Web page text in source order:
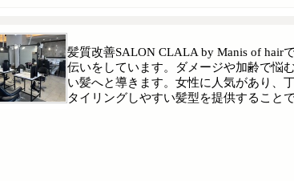
髪質改善SALON CLALA by Manis of hair
伝いをしています。ダメージや加齢で悩
い髪へと導きます。女性に人気があり、
タイリングしやすい髪型を提供すること